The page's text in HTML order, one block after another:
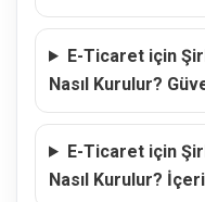
E-Ticaret için
Nasıl Kurulur?
E-Ticaret için
Nasıl Kurulur?